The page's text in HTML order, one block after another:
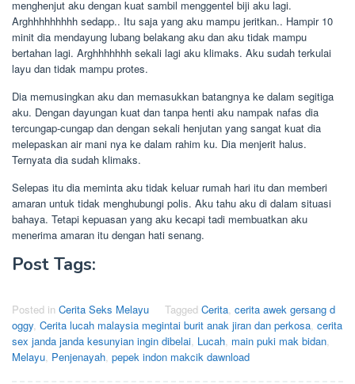
menghenjut aku dengan kuat sambil menggentel biji aku lagi.
Arghhhhhhhhh sedapp.. Itu saja yang aku mampu jeritkan.. Hampir 10
minit dia mendayung lubang belakang aku dan aku tidak mampu
bertahan lagi. Arghhhhhhh sekali lagi aku klimaks. Aku sudah terkulai
layu dan tidak mampu protes.
Dia memusingkan aku dan memasukkan batangnya ke dalam segitiga
aku. Dengan dayungan kuat dan tanpa henti aku nampak nafas dia
tercungap-cungap dan dengan sekali henjutan yang sangat kuat dia
melepaskan air mani nya ke dalam rahim ku. Dia menjerit halus.
Ternyata dia sudah klimaks.
Selepas itu dia meminta aku tidak keluar rumah hari itu dan memberi
amaran untuk tidak menghubungi polis. Aku tahu aku di dalam situasi
bahaya. Tetapi kepuasan yang aku kecapi tadi membuatkan aku
menerima amaran itu dengan hati senang.
Post Tags:
Posted in Cerita Seks Melayu Tagged Cerita, cerita awek gersang d
oggy, Cerita lucah malaysia megintai burit anak jiran dan perkosa, cerita
sex janda janda kesunyian ingin dibelai, Lucah, main puki mak bidan,
Melayu, Penjenayah, pepek indon makcik dawnload